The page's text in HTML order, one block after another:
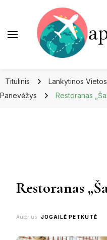
Titulinis Lankytinos Vietos
Panevėžys
Restoranas
Restoranas
Autorius JOGAILĖ PETKUTĖ